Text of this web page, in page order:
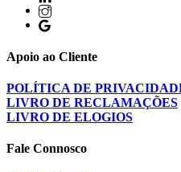
Apoio ao Cliente
POLÍTICA DE
LIVRO DE RECLAMAÇÕES
LIVRO DE ELOGIOS
Fale Connosco